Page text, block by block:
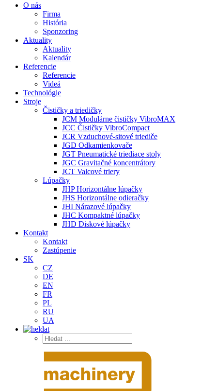
O nás
Firma
História
Sponzoring
Aktuality
Aktuality
Kalendár
Referencie
Referencie
Videá
Technológie
Stroje
Čističky a triedičky
JCM Modulárne čističky VibroMAX
JCC Čističky VibroCompact
JCR Vzduchové-sitové triediče
JGD Odkamienkovače
JGT Pneumatické triediace stoly
JGC Gravitačné koncentrátory
JCT Valcové triery
Lúpačky
JHP Horizontálne lúpačky
JHS Horizontálne odieračky
JHI Nárazové lúpačky
JHC Kompaktné lúpačky
JHD Diskové lúpačky
Kontakt
Kontakt
Zastúpenie
SK
CZ
DE
EN
FR
PL
RU
UA